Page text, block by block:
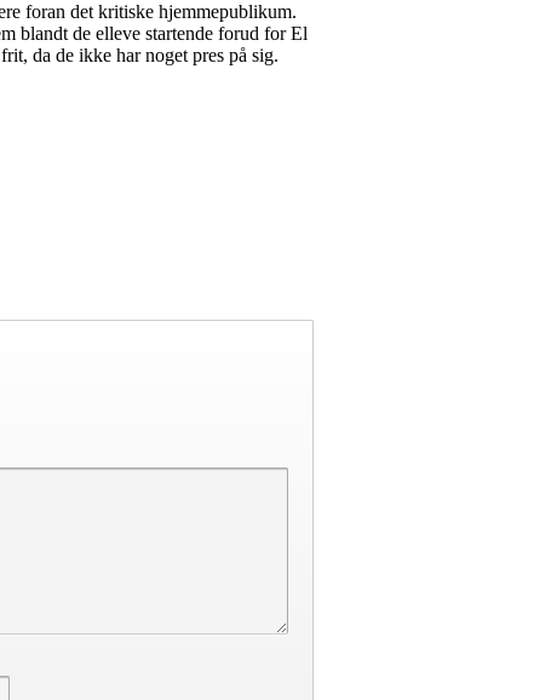
foran det kritiske hjemmepublikum.
blandt de elleve startende forud for El
da de ikke har noget pres på sig.